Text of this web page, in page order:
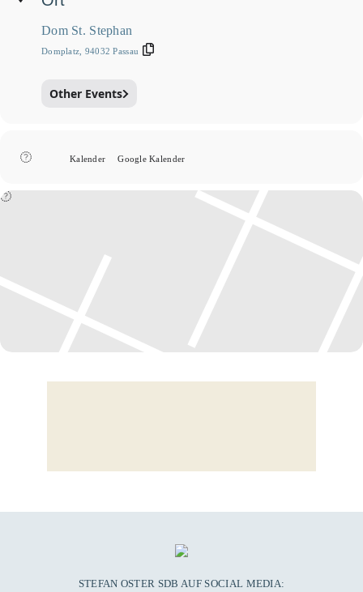
Dom St. Stephan
Domplatz, 94032 Passau
Other Events
Kalender Google Kalender
STEFAN OSTER SDB AUF SOCIAL MEDIA: